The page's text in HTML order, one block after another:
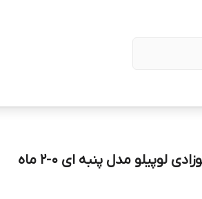
لوپیلو مدل پنبه ای 0-2 ماه